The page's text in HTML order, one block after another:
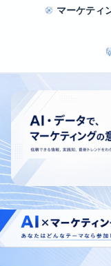
マーケティ